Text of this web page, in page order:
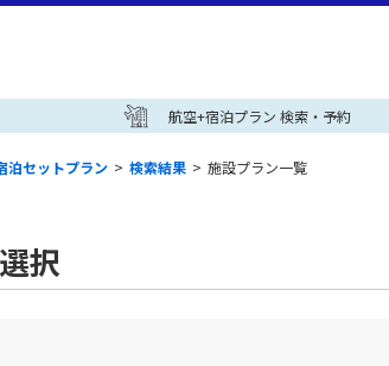
航空+宿泊プラン 検索・予約
泊セットプラン > 検索結果 > 施設プラン一覧
択